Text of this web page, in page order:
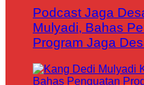
Podcast Jaga
Mulyadi, Bahas
Program Jaga